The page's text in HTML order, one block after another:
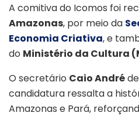
A comitiva do Icomos foi
Amazonas, por meio da
Economia Criativa, e
do Ministério da Cultura
O secretário Caio André
candidatura ressalta a
Amazonas e Pará,